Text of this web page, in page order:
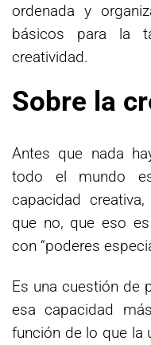
ordenada y
básicos para la
creatividad.
Sobre la
Antes que nada
todo el mundo
capacidad
que no, que eso
con “poderes
Es una cuestión de
esa capacidad
función de lo que la